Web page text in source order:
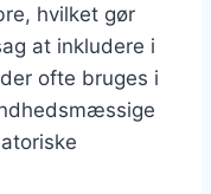
hvilket gør
at inkludere i
ofte bruges i